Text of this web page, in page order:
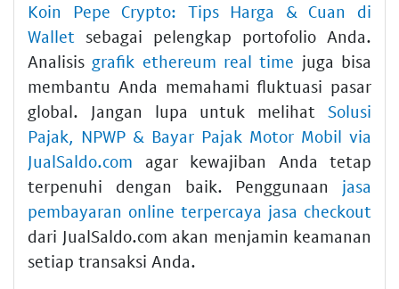
Koin Pepe Crypto: Tips Harga & Cuan di
Wallet sebagai pelengkap portofolio Anda.
Analisis grafik ethereum real time juga bisa
membantu Anda memahami fluktuasi pasar
global. Jangan lupa untuk melihat Solusi
Pajak, NPWP & Bayar Pajak Motor Mobil via
JualSaldo.com agar kewajiban Anda tetap
terpenuhi dengan baik. Penggunaan jasa
pembayaran online terpercaya jasa checkout
dari JualSaldo.com akan menjamin keamanan
setiap transaksi Anda.